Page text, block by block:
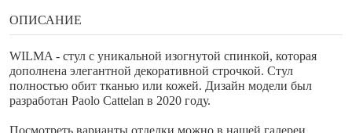
ОПИСАНИЕ
WILMA - стул с уникальной изогнутой спинкой, которая
дополнена элегантной декоративной строчкой. Стул
полностью обит тканью или кожей. Дизайн модели был
разработан Paolo Cattelan в 2020 году.